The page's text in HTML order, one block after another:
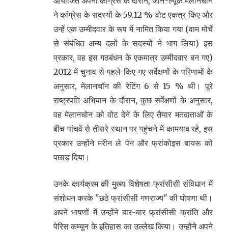
ने कांग्रेस के सदस्यों के 59.12 % वोट एकत्र किए और
उन्हें एक उम्मीदवार के रूप में नामित किया गया (वाम मोर्चे
से संबंधित अन्य दलों के सदस्यों ने भाग लिया) इस
प्रकार, वह इस गठबंधन के एकमात्र उम्मीदवार बन गए)
2012 में चुनाव से पहले किए गए सर्वेक्षणों के परिणामों के
अनुसार, मेलानचॉन की रेटिंग 6 से 15 % थी। पूरे
राष्ट्रपति अभियान के दौरान, कुछ सर्वेक्षणों के अनुसार,
वह मेलानचोन को वोट देने के लिए तैयार मतदाताओं के
बीच पांचवें से तीसरे स्थान पर पहुंचने में कामयाब रहे, इस
प्रकार उन्होंने मरीन ले पेन और फ्रांकोइस बायरू को
पछाड़ दिया।
उनके कार्यक्रम की मुख्य विशेषता फ्रांसीसी संविधान में
संशोधन करके "छठे फ्रांसीसी गणराज्य" की घोषणा थी।
अपने भाषणों में उन्होंने बार-बार फ्रांसीसी क्रांति और
पेरिस कम्यून के इतिहास का उल्लेख किया। उन्होंने अपने